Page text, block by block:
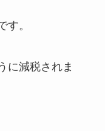
す。
に減税されま